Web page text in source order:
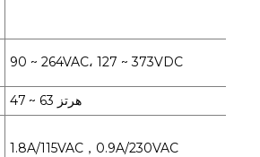
90 ~ 264VAC، 127 ~ 373VDC
47 ~ 63 هرتز
1.8A/115VAC，0.9A/230VAC